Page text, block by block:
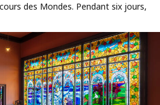
des Mondes. Pendant six jours,